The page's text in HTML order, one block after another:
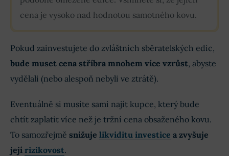
cena je vysoko nad hodnotou samotného kovu.
Pokud zainvestujete do zvláštních sběratelských edic,
bude muset cena stříbra mnohem více vzrůst, abyste
vydělali (nebo alespoň nebyli ve ztrátě).
Eventuálně si musíte sami najít kupce, který bude
chtít zaplatit více než je tržní cena obsaženého kovu.
To samozřejmě snižuje likviditu investice a zvyšuje
její rizikovost.